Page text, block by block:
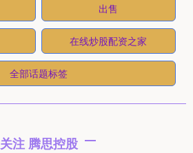
出售
在线炒股配资之家
全部话题标签
关注 腾思控股